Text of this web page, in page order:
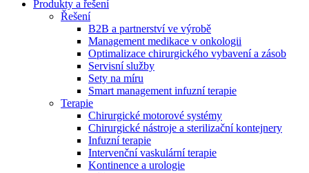
Produktový katalog​
Objevte naše produkty. Navštivte produktový katalog B.
Braun s našim kompletním produktovým portfoliem.
Zůstaňte v dialogu s B. Braun. ​Kontaktujte nás.​
Produkty a řešení
Řešení
B2B a partnerství ve výrobě
Management medikace v onkologii
Optimalizace chirurgického vybavení a zásob
Servisní služby
Sety na míru
Smart management infuzní terapie​
Terapie
Chirurgické motorové systémy
Chirurgické nástroje a sterilizační kontejnery
Infuzní terapie
Intervenční vaskulární terapie
Kontinence a urologie